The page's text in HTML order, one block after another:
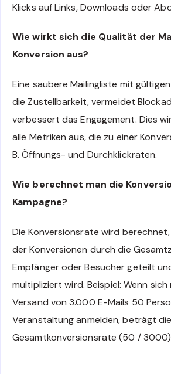
Klicks auf Links, Downloads oder
Wie wirkt sich die Qualität der
Konversion aus?
Eine saubere Mailingliste mit
die Zustellbarkeit, vermeidet
verbessert das Engagement. Dies
alle Metriken aus, die zu einer
B. Öffnungs- und Durchklickraten.
Wie berechnet man die
Kampagne?
Die Konversionsrate wird
der Konversionen durch die
Empfänger oder Besucher geteilt
multipliziert wird. Beispiel: Wenn sich
Versand von 3.000 E-Mails 50
Veranstaltung anmelden, beträgt die
Gesamtkonversionsrate (50 / 3000)